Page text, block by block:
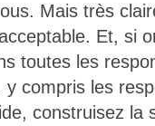
Mais très
Et, si
toutes les
y compris les
construisez la